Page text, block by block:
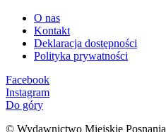
O nas
Kontakt
Deklaracja dostępności
Polityka prywatności
Facebook
Instagram
Do góry
© Wydawnictwo Miejskie Posnania